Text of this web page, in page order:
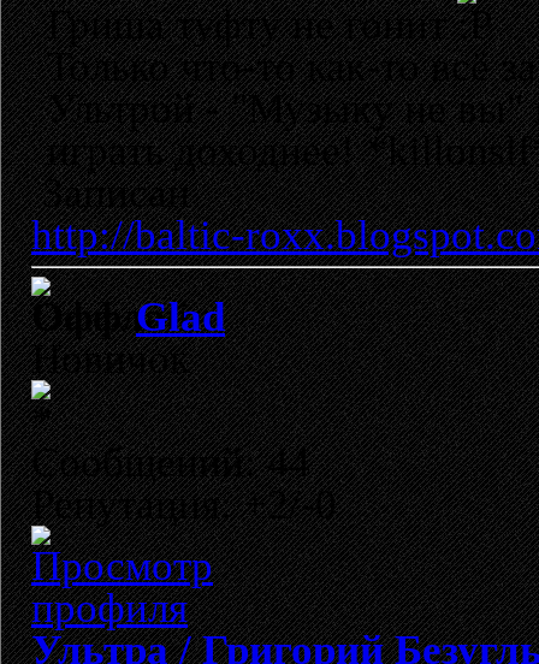
Гриша туфту не гонит
Только что-то как-то всё
Ультрой - "Музыку не вы"
играть доходнее!
Записан
http://baltic-
Glad
Новичок
Сообщений: 44
Репутация: +2/-0
Ультра / Григорий